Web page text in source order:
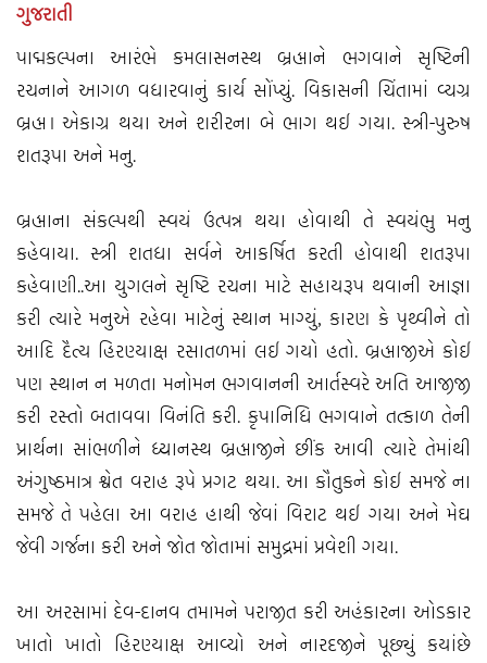
ગુજરાતી
પાદ્મકલ્પના આરંભે કમલાસનસ્થ બ્રહ્માને ભગવાને સૃષ્ટિની
રચનાને આગળ વધારવાનું કાર્ય સોંપ્યું. વિકાસની ચિંતામાં વ્યગ્ર
બ્રહ્મ। એકાગ્ર થયા અને શરીરના બે ભાગ થઈ ગયા. સ્ત્રી-પુરુષ
શતરૂપા અને મનુ.
બ્રહ્માના સંકલ્પથી સ્વયં ઉત્પન્ન થયા હોવાથી તે સ્વયંભુ મનુ
કહેવાયા. સ્ત્રી શતધા સર્વને આકર્ષિત કરતી હોવાથી શતરૂપા
કહેવાણી..આ યુગલને સૃષ્ટિ રચના માટે સહાયરૂપ થવાની આજ્ઞા
કરી ત્યારે મનુએ રહેવા માટેનું સ્થાન માગ્યું, કારણ કે પૃથ્વીને તો
આદિ દૈત્ય હિરણ્યાક્ષ રસાતળમાં લઈ ગયો હતો. બ્રહ્માજીએ કોઈ
પણ સ્થાન ન મળતા મનોમન ભગવાનની આર્તસ્વરે અતિ આજીજી
કરી રસ્તો બતાવવા વિનંતિ કરી. કૃપાનિધિ ભગવાને તત્કાળ તેની
પ્રાર્થના સાંભળીને ધ્યાનસ્થ બ્રહ્માજીને છીંક આવી ત્યારે તેમાંથી
અંગુષ્ઠમાત્ર શ્વેત વરાહ રૂપે પ્રગટ થયા. આ કૌતુકને કોઈ સમજે ના
સમજે તે પહેલા આ વરાહ હાથી જેવાં વિરાટ થઈ ગયા અને મેઘ
જેવી ગર્જના કરી અને જોત જોતામાં સમુદ્રમાં પ્રવેશી ગયા.
આ અરસામાં દેવ-દાનવ તમામને પરાજીત કરી અહંકારના ઓડકાર
ખાતો ખાતો હિરણ્યાક્ષ આવ્યો અને નારદજીને પૂછ્યું કયાંછે